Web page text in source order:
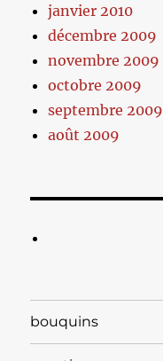
janvier 2010
décembre 2009
novembre 2009
octobre 2009
septembre 2009
août 2009
bouquins